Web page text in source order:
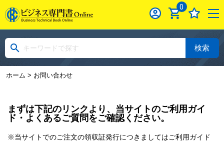
0
検索
ホーム > お問い合わせ
まずは下記のリンクより、当サイトのご利用ガイ
ド・よくあるご質問をご確認ください。
※当サイトでのご注文の領収証発行につきましてはご利用ガイド